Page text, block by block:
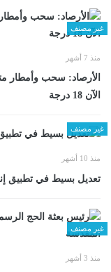
غير مصنف
منذ 7 أشهر
الأرصاد: سحب وأمطار
الآن 18 درجة
غير مصنف
منذ 10 أشهر
تعديل بسيط في تطبيق
غير مصنف
منذ 3 أشهر